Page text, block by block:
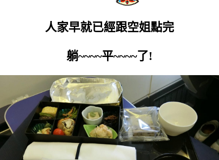
人家早就已經跟空姐點完
躺~~~~平~~~~了!